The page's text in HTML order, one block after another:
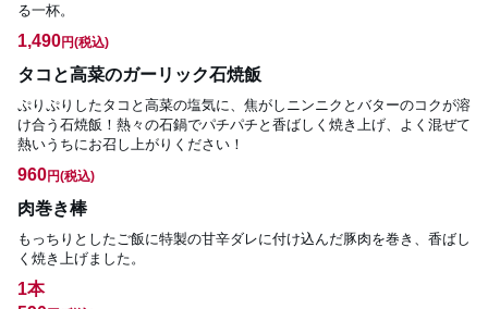
る一杯。
1,490円(税込)
タコと高菜のガーリック石焼飯
ぷりぷりしたタコと高菜の塩気に、焦がしニンニクとバターのコクが溶
け合う石焼飯！熱々の石鍋でパチパチと香ばしく焼き上げ、よく混ぜて
熱いうちにお召し上がりください！
960円(税込)
肉巻き棒
もっちりとしたご飯に特製の甘辛ダレに付け込んだ豚肉を巻き、香ばし
く焼き上げました。
1本